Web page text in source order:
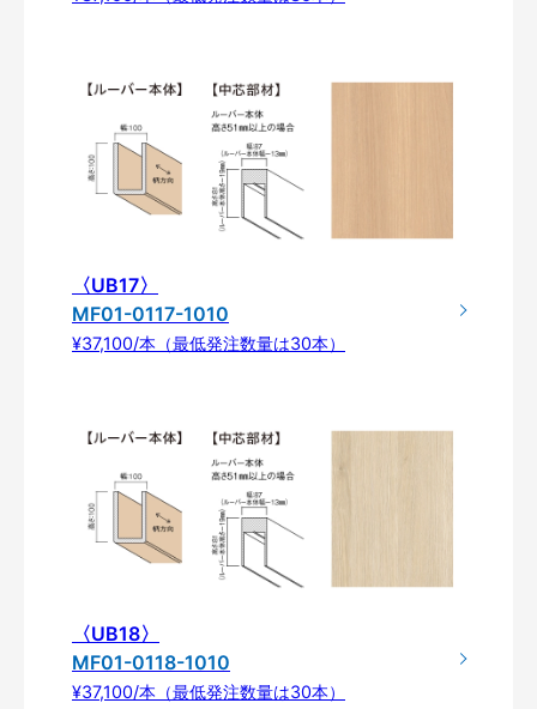
〈UB17〉
MF01-0117-1010
¥37,100/本（最低発注数量は30本）
〈UB18〉
MF01-0118-1010
¥37,100/本（最低発注数量は30本）